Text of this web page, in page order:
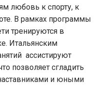
любовь к спорту, к
В рамках программы
тренируются в
Итальянским
ассистируют
позволяет сгладить
и юными